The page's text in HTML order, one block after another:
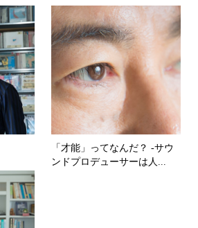
「才能」ってなんだ？ -サウ
ンドプロデューサーは人...